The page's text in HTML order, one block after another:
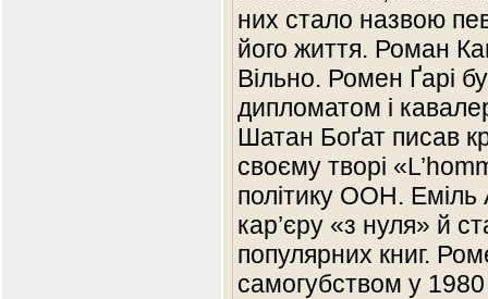
них стало назвою
його життя. Роман
Вільно. Ромен Ґарі
дипломатом і
Шатан Боґат писав
своєму творі
політику ООН. Еміль
кар’єру «з нуля» й
популярних книг.
самогубством у